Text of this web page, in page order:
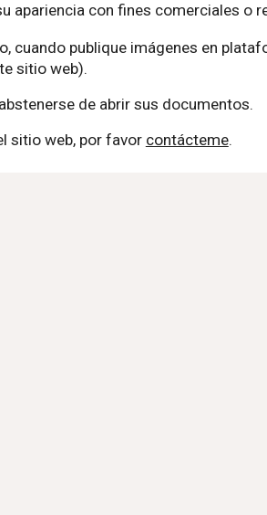
apariencia con fines comerciales o
cuando publique imágenes en
sitio web).
de abrir sus documentos.
sitio web, por favor contácteme.